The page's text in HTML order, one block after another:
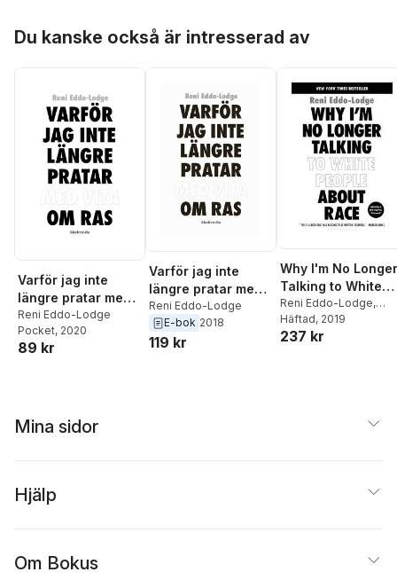
Du kanske också är intresserad av
Varför jag inte
längre pratar med
vita om ras
Reni Eddo-Lodge
Pocket, 2020
89 kr
Varför jag inte
längre pratar med
vita om ras
Reni Eddo-Lodge
E-bok 2018
119 kr
Why I'm No Longer
Talking to White
People about
Reni Eddo-Lodge,
Alake Olarewaju Ltd
Häftad, 2019
237 kr
Mina sidor
Hjälp
Om Bokus